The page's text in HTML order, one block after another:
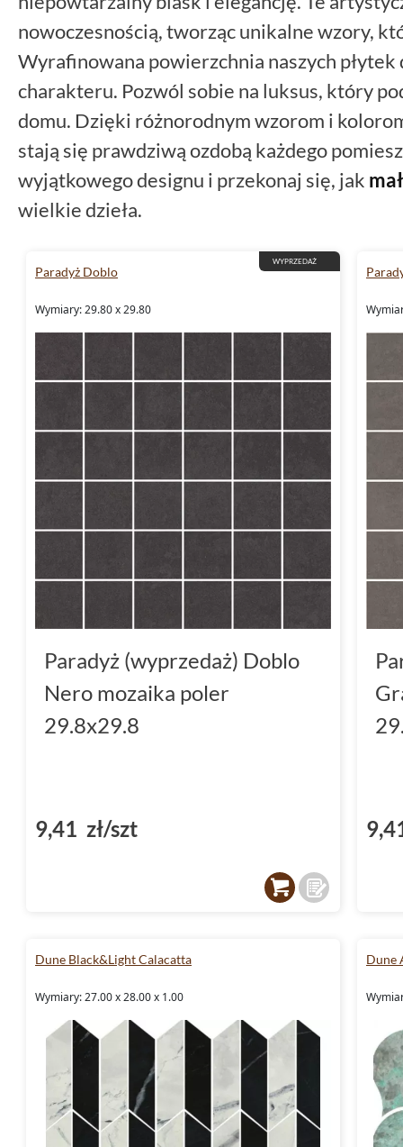
nowoczesnością, tworząc unikalne wzory,
Wyrafinowana powierzchnia naszych płytek
charakteru. Pozwól sobie na luksus, który
domu. Dzięki różnorodnym wzorom i
stają się prawdziwą ozdobą każdego
wyjątkowego designu i przekonaj się, jak
wielkie dzieła.
WYPRZEDAŻ
Paradyż Doblo
Wymiary: 29.80 x 29.80
Paradyż (wyprzedaż) Doblo
Nero mozaika poler
29.8x29.8
9,41 zł/szt
Dune Black&Light Calacatta
Wymiary: 27.00 x 28.00 x 1.00
Dune